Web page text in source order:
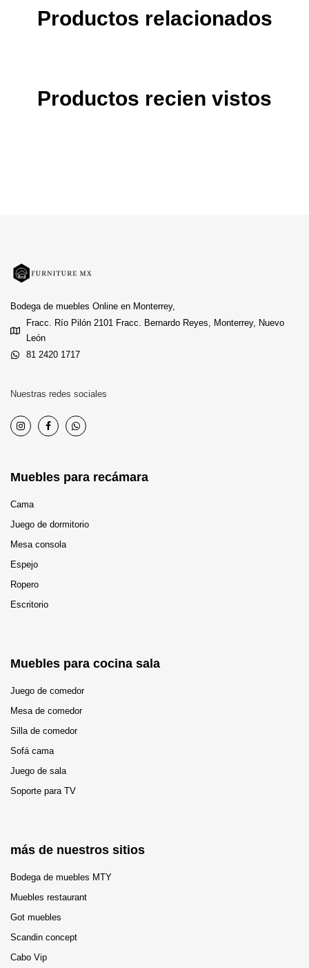
Productos relacionados
Productos recien vistos
Bodega de muebles Online en Monterrey,
Fracc. Río Pilón 2101 Fracc. Bernardo Reyes, Monterrey, Nuevo
León
81 2420 1717
Nuestras redes sociales
Muebles para recámara
Cama
Juego de dormitorio
Mesa consola
Espejo
Ropero
Escritorio
Muebles para cocina sala
Juego de comedor
Mesa de comedor
Silla de comedor
Sofá cama
Juego de sala
Soporte para TV
más de nuestros sitios
Bodega de muebles MTY
Muebles restaurant
Got muebles
Scandin concept
Cabo Vip